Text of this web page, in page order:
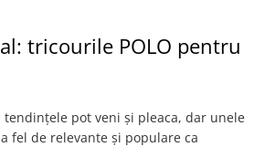
tricourile POLO pentru
pot veni și pleaca, dar unele
fel de relevante și populare ca